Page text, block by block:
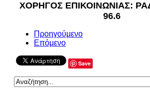
ΧΟΡΗΓΟΣ ΕΠΙΚΟΙΝΩΝΙΑΣ:
96.6
Προηγούμενο
Επόμενο
Save